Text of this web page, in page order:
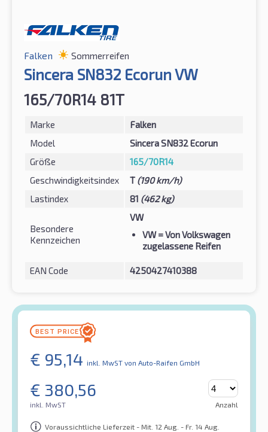
Falken Sommerreifen
Sincera SN832 Ecorun VW
165/70R14 81T
Marke
Falken
Model
Sincera SN832 Ecorun
Größe
165/70R14
Geschwindigkeitsindex
T (190 km/h)
Lastindex
81 (462 kg)
Besondere
Kennzeichen
VW
VW= Von Volkswagen
zugelassene Reifen
EAN Code 4250427410388
€ 95,14 inkl. MwST von Auto-Raifen GmbH
€ 380,56
inkl. MwST Anzahl
Voraussichtliche Lieferzeit - Mit. 12 Aug. - Fr. 14 Aug.